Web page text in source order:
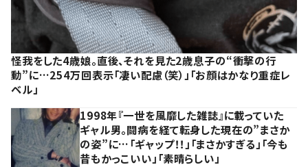
怪我をした4歳娘。直後、それを見た2歳息子の“衝撃の行
動”に…254万回表示「凄い配慮（笑）」「お顔はかなり重症レ
ベル」
1998年『一世を風靡した雑誌』に載っていた
ギャル男。闘病を経て転身した現在の”まさか
の姿”に…「ギャップ！！」「まさかすぎる」「今も
昔もかっこいい」「素晴らしい」